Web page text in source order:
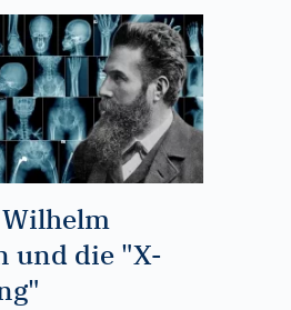
und die "X-